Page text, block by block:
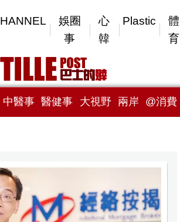
娛圈
事
心
韓
Plastic
體
育
中醫事 醫健事 大視野 兩岸 @消費